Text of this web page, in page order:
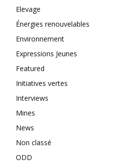
Elevage
Énergies renouvelables
Environnement
Expressions Jeunes
Featured
Initiatives vertes
Interviews
Mines
News
Non classé
ODD